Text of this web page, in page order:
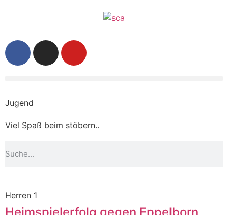
Jugend
Viel Spaß beim stöbern..
Herren 1
Heimspielerfolg gegen Eppelborn